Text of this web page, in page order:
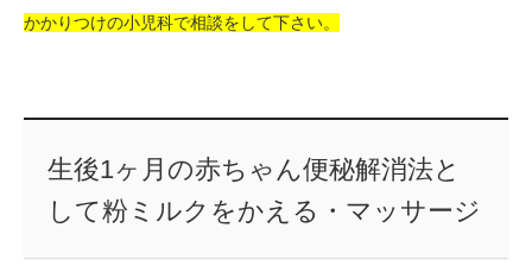
かかりつけの小児科で相談をして下さい。
生後1ヶ月の赤ちゃん便秘解消法と
して粉ミルクをかえる・マッサージ